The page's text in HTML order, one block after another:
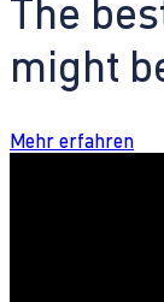
The
might
Mehr erfahren